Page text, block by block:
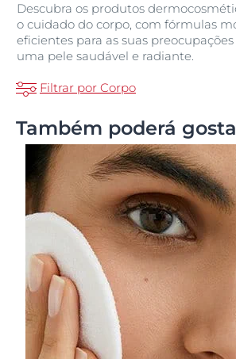
Descubra os produtos
o cuidado do corpo, com fórmulas
eficientes para as suas
uma pele saudável e radiante.
Filtrar por Corpo
Também poderá